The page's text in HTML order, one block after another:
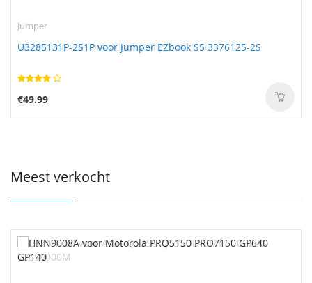
Jumper
U3285131P-2S1P voor Jumper EZbook S5 3376125-2S
€49.99
Meest verkocht